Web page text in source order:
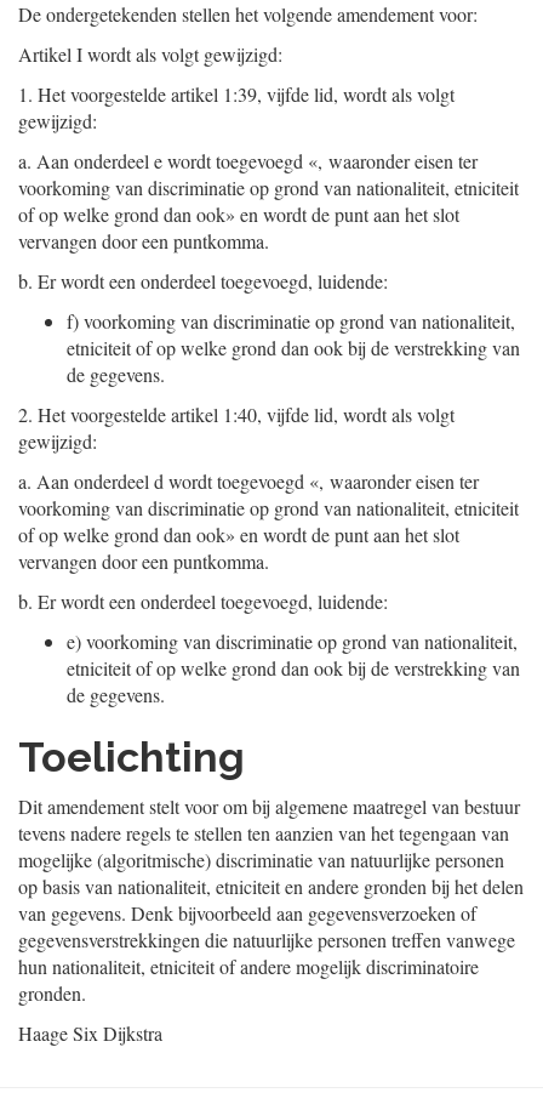
De ondergetekenden stellen het volgende amendement voor:
Artikel I wordt als volgt gewijzigd:
1. Het voorgestelde artikel 1:39, vijfde lid, wordt als volgt
gewijzigd:
a. Aan onderdeel e wordt toegevoegd «, waaronder eisen ter
voorkoming van discriminatie op grond van nationaliteit, etniciteit
of op welke grond dan ook» en wordt de punt aan het slot
vervangen door een puntkomma.
b. Er wordt een onderdeel toegevoegd, luidende:
f)voorkoming van discriminatie op grond van nationaliteit,
etniciteit of op welke grond dan ook bij de verstrekking van
de gegevens.
2. Het voorgestelde artikel 1:40, vijfde lid, wordt als volgt
gewijzigd:
a. Aan onderdeel d wordt toegevoegd «, waaronder eisen ter
voorkoming van discriminatie op grond van nationaliteit, etniciteit
of op welke grond dan ook» en wordt de punt aan het slot
vervangen door een puntkomma.
b. Er wordt een onderdeel toegevoegd, luidende:
e)voorkoming van discriminatie op grond van nationaliteit,
etniciteit of op welke grond dan ook bij de verstrekking van
de gegevens.
Toelichting
Dit amendement stelt voor om bij algemene maatregel van bestuur
tevens nadere regels te stellen ten aanzien van het tegengaan van
mogelijke (algoritmische) discriminatie van natuurlijke personen
op basis van nationaliteit, etniciteit en andere gronden bij het delen
van gegevens. Denk bijvoorbeeld aan gegevensverzoeken of
gegevensverstrekkingen die natuurlijke personen treffen vanwege
hun nationaliteit, etniciteit of andere mogelijk discriminatoire
gronden.
HaageSix Dijkstra